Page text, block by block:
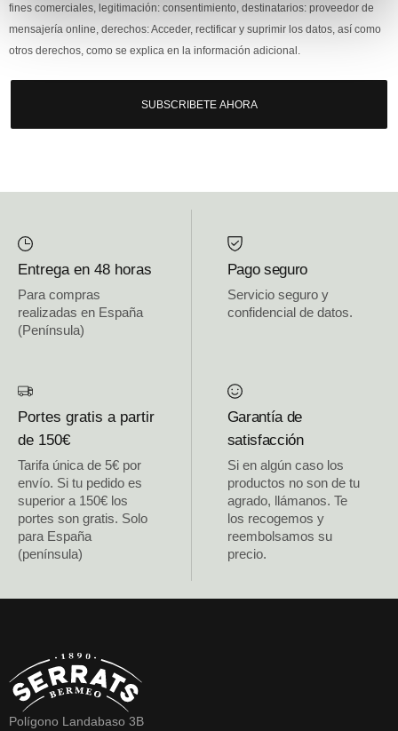
fines comerciales, legitimación: consentimiento, destinatarios: proveedor de
mensajería online, derechos: Acceder, rectificar y suprimir los datos, así como
otros derechos, como se explica en la información adicional.
SUBSCRIBETE AHORA
Entrega en 48 horas
Para compras
realizadas en España
(Península)
Pago seguro
Servicio seguro y
confidencial de datos.
Portes gratis a partir
de 150€
Tarifa única de 5€ por
envío. Si tu pedido es
superior a 150€ los
portes son gratis. Solo
para España
(península)
Garantía de
satisfacción
Si en algún caso los
productos no son de tu
agrado, llámanos. Te
los recogemos y
reembolsamos su
precio.
Polígono Landabaso 3B